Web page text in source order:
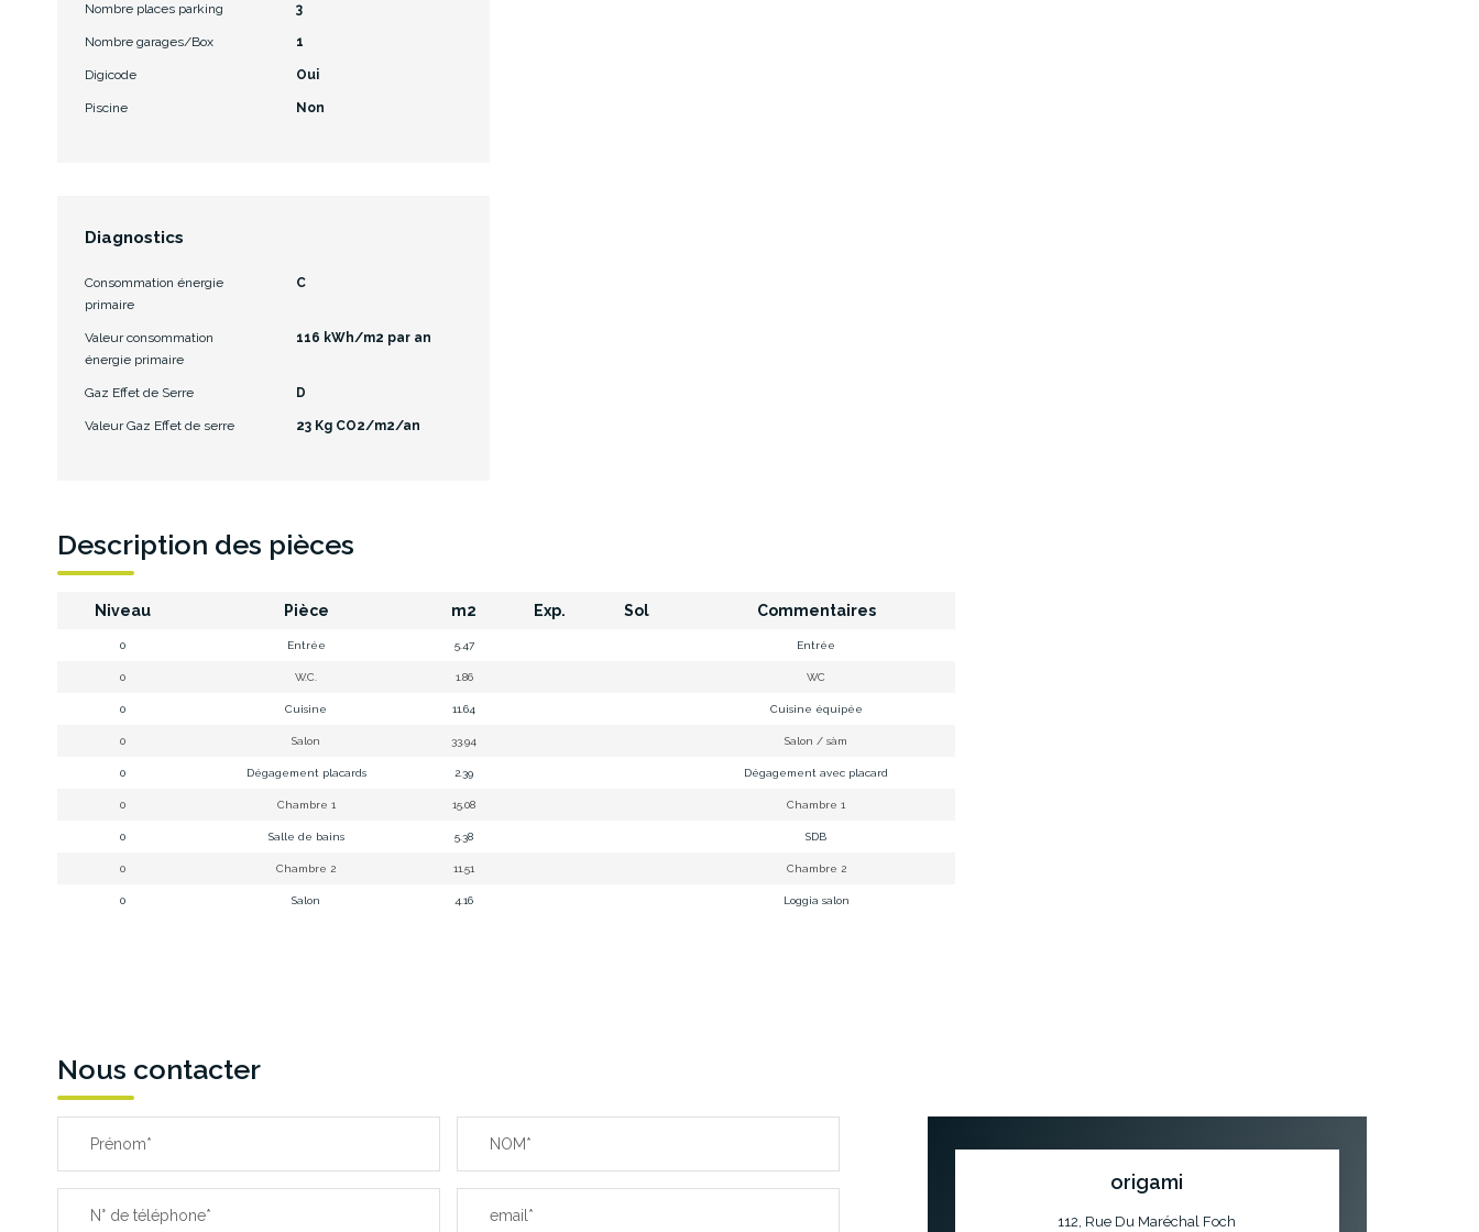
Nombre places parking 3
Nombre garages/Box 1
Digicode Oui
Piscine Non
Diagnostics
Consommation énergie
primaire
C
Valeur consommation
énergie primaire
116 kWh/m2 par an
Gaz Effet de Serre D
Valeur Gaz Effet de serre 23 Kg CO2/m2/an
Description des pièces
Niveau Pièce m2 Exp. Sol Commentaires
0 Entrée 5.47 Entrée
0 W.C. 1.86 WC
0 Cuisine 11.64 Cuisine équipée
0 Salon 33.94 Salon / sàm
0 Dégagement placards 2.39 Dégagement avec placard
0 Chambre 1 15.08 Chambre 1
0 Salle de bains 5.38 SDB
0 Chambre 2 11.51 Chambre 2
0 Salon 4.16 Loggia salon
Nous contacter
Prénom* NOM*
N° de téléphone* email*
origami
112, Rue Du Maréchal Foch